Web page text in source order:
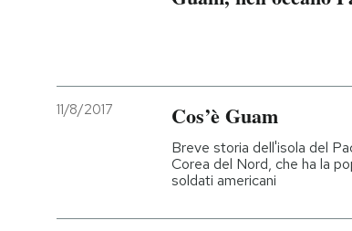
Economia
Sport
Ok Boomer!
Altrecose
Mondiali calcio 2026
11/8/2017 Cos’è Guam
Breve storia dell'isola del
Corea del Nord, che ha la
soldati americani